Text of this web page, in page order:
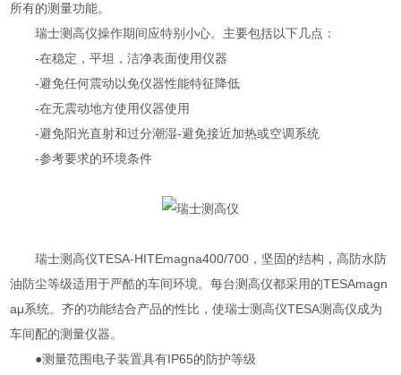
所有的测量功能。
瑞士测高仪操作期间应特别小心。主要包括以下几点：
-在稳定，平坦，洁净表面使用仪器
-避免任何震动以免仪器性能特征降低
-在无震动地方使用仪器使用
-避免阳光直射和过分潮湿-避免接近加热或空调系统
-参考要求的环境条件
瑞士测高仪TESA-HITEmagna400/700，坚固的结构，高防水防
油防尘等级适用于严酷的车间环境。每台测高仪都采用的TESAmagn
aμ系统。齐的功能结合产品的性比，使瑞士测高仪TESA测高仪成为
车间配的测量仪器。
●测量范围电子装置具有IP65的防护等级